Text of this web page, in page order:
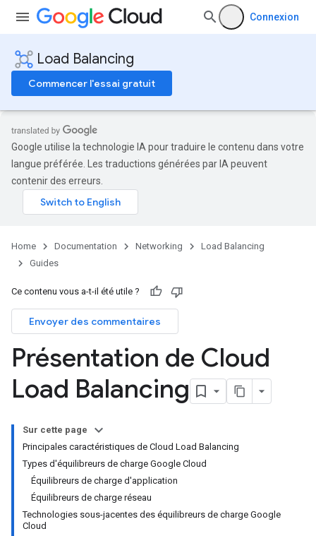
Connexion
Load Balancing
Commencer l'essai gratuit
Google utilise la technologie IA pour traduire le contenu dans votre
langue préférée. Les traductions générées par IA peuvent
contenir des erreurs.
Home Documentation Networking
Load Balancing
Guides
Ce contenu vous a-t-il été utile ?
Envoyer des commentaires
Présentation de Cloud
Load Balancing
Sur cette page
Principales caractéristiques de Cloud Load Balancing
Types d'équilibreurs de charge Google Cloud
Équilibreurs de charge d'application
Équilibreurs de charge réseau
Technologies sous-jacentes des équilibreurs de charge Google
Cloud